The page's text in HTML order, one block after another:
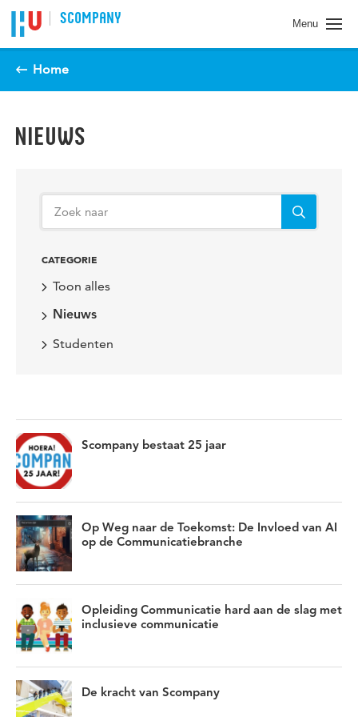
Spring naar pagina inhoud
SCOMPANY Menu
Home
NIEUWS
CATEGORIE
Toon alles
Nieuws
Studenten
Scompany bestaat 25 jaar
Op Weg naar de Toekomst: De Invloed van AI
op de Communicatiebranche
Opleiding Communicatie hard aan de slag met
inclusieve communicatie
De kracht van Scompany